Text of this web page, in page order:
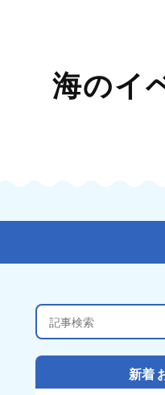
海のイ
新着